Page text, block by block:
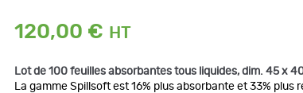
120,00 €
Lot de 100 feuilles absorbantes tous liquides, dim. 45 x
La gamme Spillsoft est 16% plus absorbante et 33% plus